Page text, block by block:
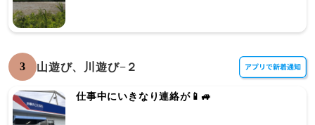
3 山遊び、川遊び−２
仕事中にいきなり連絡が📱🚙